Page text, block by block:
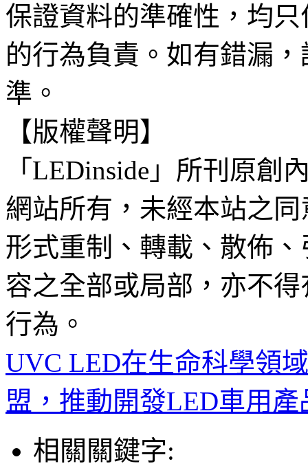
保證資料的準確性，均
的行為負責。如有錯漏
準。
【版權聲明】
「LEDinside」所刊原創
網站所有，未經本站之
形式重制、轉載、散佈
容之全部或局部，亦不
行為。
UVC LED在生命科學領
盟，推動開發LED車用產
相關關鍵字: